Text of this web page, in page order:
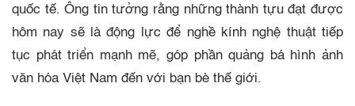
quốc tế. Ông tin tưởng rằng những thành tựu đạt được
hôm nay sẽ là động lực để nghề kính nghệ thuật tiếp
tục phát triển mạnh mẽ, góp phần quảng bá hình ảnh
văn hóa Việt Nam đến với bạn bè thế giới.